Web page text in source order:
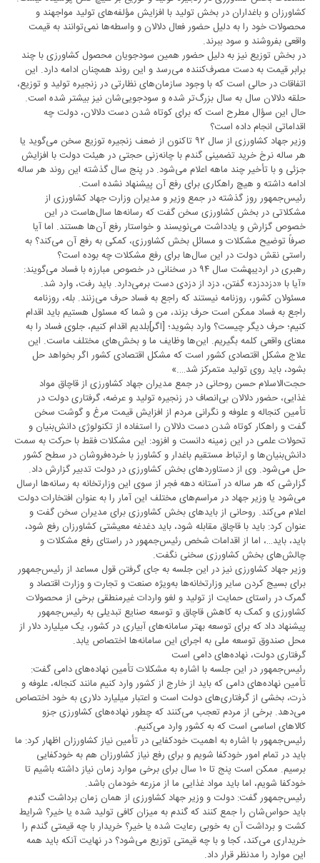
کشاورزان و باغداران در بخش تولید با افزایش مؤلفه‌های تولید مواجهند و
محصولات خود را به دلیل حضور فعال دلالان و واسطه‌ها نمی‌توانند به قیمت
واقعی بفروشند و سود ببرند.
در بخش توزیع نیز به دلیل حضور همین سودجویان محصول کشاورزی با چند
برابر قیمت به دست مصرف‌کننده می‌رسد و این روند همچنان ادامه دارد. این
اتفاقات در حالی است که با وجود سازما‌ن‌های نظارتی در زنجیره تولید و توزیع،
حلقه دلالان سال به سال بزرگ‌تر شده و سودجویی‌شان نیز بیشتر شده است.
حال این سؤال مطرح است که برای کوتاه شدن دست دلالان، دولت چه
اقداماتی انجام داده است؟
وزیر جهاد کشاورزی از سال ۹۲ تاکنون از ضعف زنجیره توزیع سخن می‌گوید یا
هر ساله نرخ خرید تضمینی گندم با چانه‌زنی حجتی در هیئت دولت با افزایش
جزئی و با تأخیر چند ماهه اعلام می‌شود. در پنج سال گذشته این روند هر ساله
ادامه داشته و هیچ راهکاری برای رفع آن پیشنهاد نشده است.
رئیس‌جمهور روز گذشته در جمع وزیر و مدیران وزارت جهاد کشاورزی از
مشکلاتی در بخش کشاورزی سخن گفت که رسانه‌ها سال‌هاست در این
خصوص گزارش و یادداشت می‌نویسند و خواستار رفع آن‌ها هستند. اما آیا
صرفاً توضیح مشکلات و مسائل بخش کشاورزی، کمکی به رفع آن می‌کند؟ به
راستی نقش دولت در این سال‌ها برای رفع مشکلات چه بوده است؟
رهبری در اردیبهشت سال ۹۴ در سخنانی در خصوص مبارزه با فساد می‌گویند:
«آیا با «دزد‌دزد» گفتن، دزد از دزدی دست برمی‌دارد. باید رفت، وارد شد.
مسئولان کشور، روزنامه نیستند که راجع به فساد حرف می‌زنند. بله، روزنامه
راجع به فساد ممکن است حرف بزند، من و شما که مسئول هستیم باید اقدام
کنیم؛ حرف دیگر چیست؟ وارد بشوید؛ [اگر]بلدیم اقدام کنیم، جلوی فساد را به
معنای واقعی کلمه بگیریم. این‌ها وظایف ما و بخش‌های مختلف ماست. این
علاج مشکل اقتصادی کشور است که مشکل اقتصادی کشور اگر بخواهد حل
بشود، باید روی تولید متمرکز شد….»
حجت‌الاسلام حسن روحانی در جمع مدیران جهاد کشاورزی از قاچاق مواد
غذایی، حضور دلالان بی‌انصاف در زنجیره تولید و عرضه، گرفتاری دولت در
تأمین کنجاله و علوفه و نگرانی مردم از افزایش قیمت مرغ و گوشت سخن
گفت و راهکار کوتاه شدن دست دلالان را استفاده از تکنولوژی دانش‌بنیان و
تحولات علمی در این زمینه دانست و افزود: این مشکلات فقط با حرکت به سمت
دانش‌بنیان‌ها و ارتباط مستقیم باغدار و کشاورز با خرده‌فروشان در سطح کشور
حل می‌شود. وی از دستاورد‌های بخش کشاورزی در دولت تدبیر گزارش داد.
گزارشی که هر ساله در آستانه دهه فجر از سوی این وزارتخانه به رسانه‌ها ارسال
می‌شود یا وزیر جهاد در مراسم‌های مختلف این آمار را به عنوان افتخارات دولت
اعلام می‌کند. روحانی از باید‌های بخش کشاورزی برای مدیران سخن گفت و
عنوان کرد: باید با قاچاق مقابله شود، باید دغدغه معیشتی کشاورزان رفع شود،
باید، باید…، اما از اقدامات شخص رئیس‌جمهور در راستای رفع مشکلات و
چالش‌های بخش کشاورزی سخنی نگفت.
وزیر جهاد کشاورزی نیز در این جلسه به جای گرفتن قول مساعد از رئیس‌جمهور
برای بسیج کردن سایر وزارتخانه‌ها به‌ویژه صنعت و تجارت و وزارت اقتصاد و
گمرک در راستای حمایت از تولید و لغو واردات غیرمنطقی برخی از محصولات
کشاورزی و کمک به کاهش قاچاق و توسعه صنایع تبدیلی به رئیس‌جمهور
پیشنهاد داد که برای توسعه بهتر سامانه‌های آبیاری در کشور، یک میلیارد دلار از
محل صندوق توسعه ملی به اجرای این سامانه‌ها اختصاص یابد.
گرفتاری دولت، نهاده‌های دامی است
رئیس‌جمهور در این جلسه با اشاره به مشکلات تأمین نهاده‌های دامی گفت:
تأمین نهاده‌های دامی که باید از خارج از کشور وارد کنیم مانند کنجاله، علوفه و
ذرت، بخشی از گرفتاری‌های دولت است و اعتبار میلیارد دلاری به خود اختصاص
می‌دهد. برخی از مردم تعجب می‌کنند که چطور نهاده‌های کشاورزی جزو
کالا‌های اساسی است که به کشور وارد می‌کنیم.
رئیس‌جمهور با اشاره به اهمیت خودکفایی در تأمین نیاز کشاورزان اظهار کرد: ما
باید در تمام امور خودکفا شویم و برای رفع نیاز کشاورزان هم به خودکفایی
برسیم. ممکن است پنج تا ۱۰ سال برای برخی موارد زمان نیاز داشته باشیم تا
خودکفا شویم، اما باید مواد غذایی ما از مزرعه خودمان باشد.
رئیس‌جمهور گفت: دولت و وزیر جهاد کشاورزی از همان زمان برداشت گندم
باید حواس‌شان را جمع کنند که گندم به میزان کافی تولید شده یا خیر؟ شرایط
کشت و برداشت آن به خوبی رعایت شده یا خیر؟ خریدار با چه قیمتی گندم را
خریداری می‌کند، کجا و با چه قیمتی توزیع می‌شود؟ در نهایت آنکه باید همه
این موارد را مدنظر قرار داد.